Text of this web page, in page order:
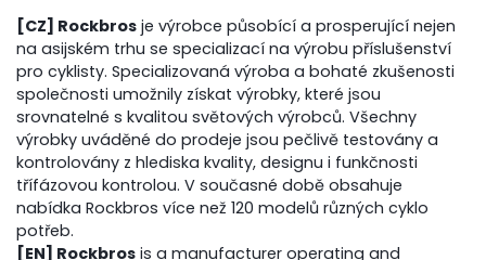
[CZ] Rockbros je výrobce působící a prosperující nejen
na asijském trhu se specializací na výrobu příslušenství
pro cyklisty. Specializovaná výroba a bohaté zkušenosti
společnosti umožnily získat výrobky, které jsou
srovnatelné s kvalitou světových výrobců. Všechny
výrobky uváděné do prodeje jsou pečlivě testovány a
kontrolovány z hlediska kvality, designu i funkčnosti
třífázovou kontrolou. V současné době obsahuje
nabídka Rockbros více než 120 modelů různých cyklo
potřeb.
[EN] Rockbros is a manufacturer operating and